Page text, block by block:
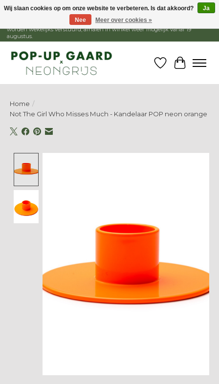
1 - 15 augustus is de winkel gesloten, webshop blijft open. Bestellingen
worden wekelijks verstuurd, afhalen in winkel weer mogelijk vanaf 19
augustus.
Verlanglijst
Home /
Not The Girl Who Misses Much - Kandelaar POP neon orange
Wij slaan cookies op om onze website te verbeteren. Is dat akkoord?
Ja
Nee
Meer over cookies »